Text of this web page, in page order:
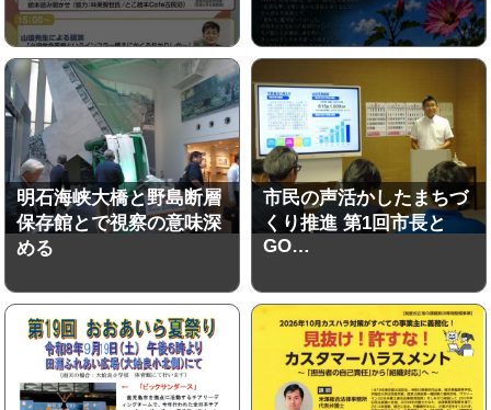
明石海峡大橋と野島断層
保存館とで視察の意味深
める
市民の声活かしたまちづ
くり推進 第1回市長と
GO…